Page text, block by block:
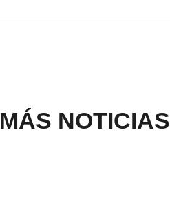
MÁS NOTICIAS